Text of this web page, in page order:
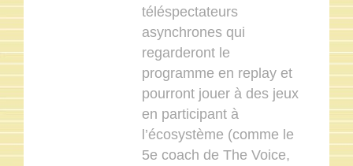
téléspectateurs
asynchrones qui
regarderont le
programme en replay et
pourront jouer à des jeux
en participant à
l’écosystème (comme le
5e coach de The Voice,